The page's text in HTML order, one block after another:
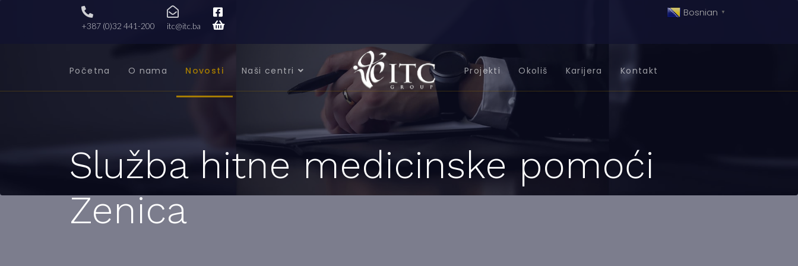
+387 (0)32 441-200 itc@itc.ba
Bosnian ▼
Početna O nama Novosti Naši centri Projekti Okoliš Karijera Kontakt
Služba hitne medicinske pomoći
Zenica